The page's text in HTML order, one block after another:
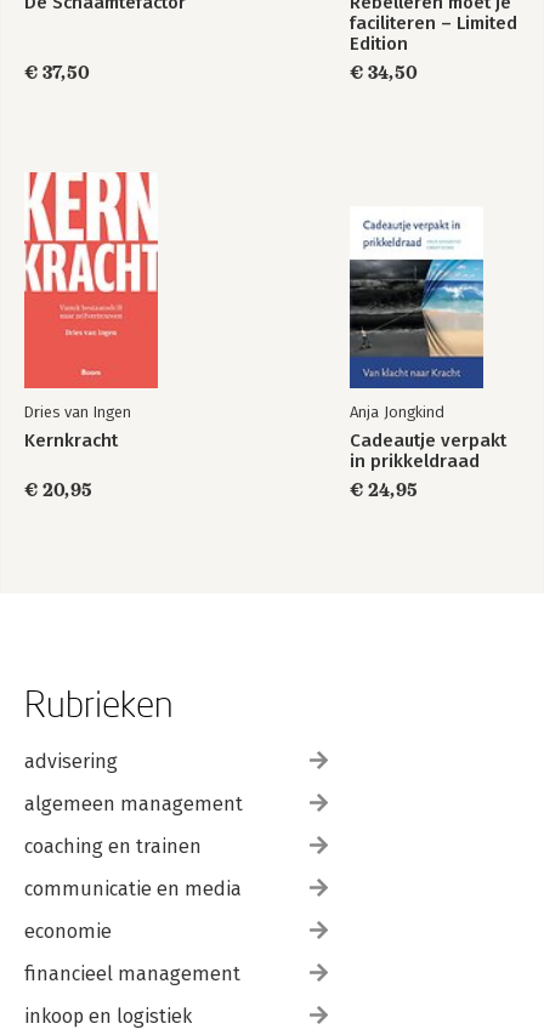
wereld van verandering' – dat hij
schreef met Riet Fiddelaers-Jaspers en
Leo Wilhelm – stond op de shortlist
€ 37,50
faciliteren – Limited
Edition
€ 34,50
Dries van Ingen
Kernkracht
€ 20,95
Anja Jongkind
Cadeautje verpakt
in prikkeldraad
€ 24,95
Rubrieken
advisering
algemeen management
coaching en trainen
communicatie en media
economie
financieel management
inkoop en logistiek